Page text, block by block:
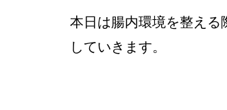
本日は腸内環境を整え
していきます。